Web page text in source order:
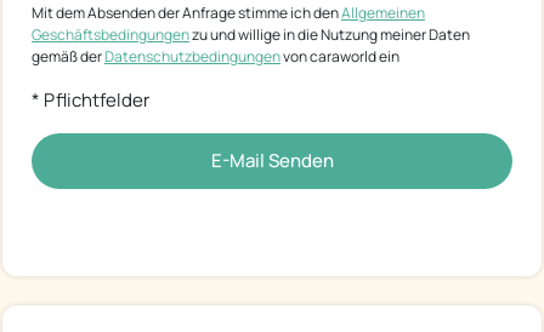
Mit dem Absenden der Anfrage stimme ich denAllgemeinen
Geschäftsbedingungenzu und willige in die Nutzung meiner Daten
gemäß derDatenschutzbedingungenvon caraworld ein
* Pflichtfelder
E-Mail Senden